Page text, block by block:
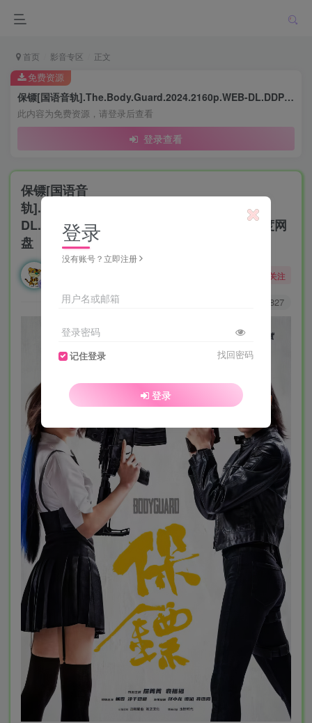
首页 影音专区 正文
保镖[国语音轨].The.Body.Guard.2024.2160p.WEB-DL.DDP2.0.H265.HDR-ParkHD 4.27GB-百度网盘
此内容为免费资源，请登录后查看
登录查看
免费资源
保镖[国语音
轨].The.Body.Guard.2024.2160p.WEB-
DL.DDP2.0.H265.HDR-ParkHD 4.27GB-百度网
盘
关注
827
登录
没有账号？立即注册
用户名或邮箱
登录密码
记住登录 找回密码
登录